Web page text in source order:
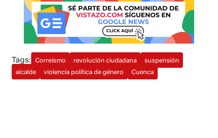
Tags: Correísmo revolución ciudadana
suspensión
alcalde
violencia política de género Cuenca